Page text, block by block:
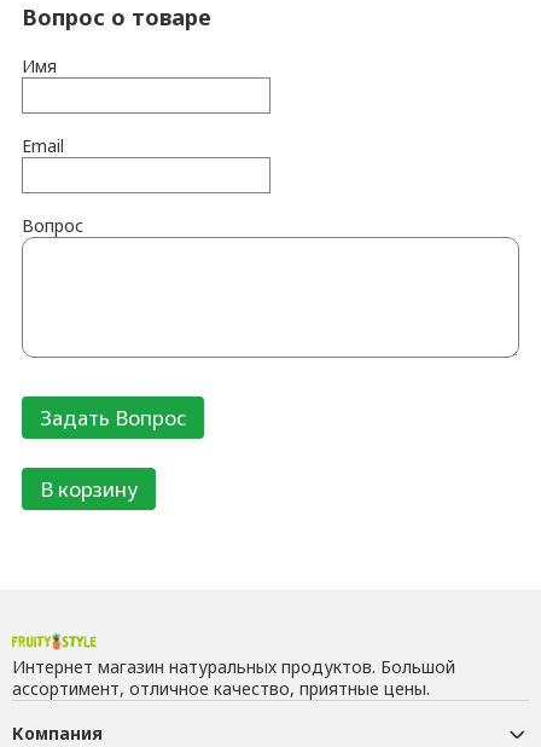
Вопрос о товаре
Имя
Email
Вопрос
В корзину
Интернет магазин натуральных продуктов. Большой
ассортимент, отличное качество, приятные цены.
Компания